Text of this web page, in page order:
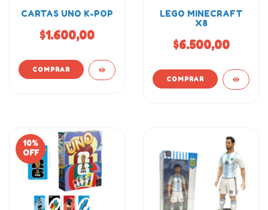
CARTAS UNO K-POP
$1.600,00
LEGO MINECRAFT
X8
$6.500,00
10%
OFF